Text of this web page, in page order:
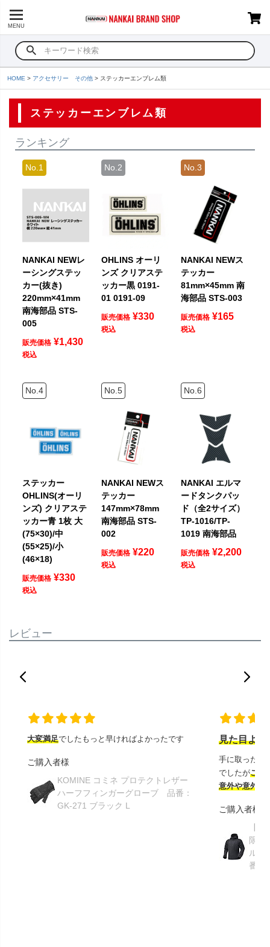
MENU
HOME アクセサリー その他 ステッカーエンブレム類
ステッカーエンブレム類
ランキング
NANKAI NEWレ
ーシングステッ
カー(抜き)
220mm×41mm
南海部品 STS-
005
販売価格 ¥1,430
税込
OHLINS オーリ
ンズ クリアステ
ッカー黒 0191-
01 0191-09
販売価格 ¥330
税込
NANKAI NEWス
テッカー
81mm×45mm 南
海部品 STS-003
販売価格 ¥165
税込
ステッカー
OHLINS(オーリ
ンズ) クリアステ
ッカー青 1枚 大
(75×30)/中
(55×25)/小
(46×18)
販売価格 ¥330
税込
NANKAI NEWス
テッカー
147mm×78mm
南海部品 STS-
002
販売価格 ¥220
税込
NANKAI エルマ
ードタンクパッ
ド（全2サイズ）
TP-1016/TP-
1019 南海部品
販売価格 ¥2,200
税込
レビュー
大変満足でしたもっと早ければよかったです
ご購入者様
KOMINE コミネ プロテクトレザー
ハーフフィンガーグローブ 品番：
GK-271 ブラック L
見た目より
手に取ったと
でしたがこの
意外や意外ス
ご購入者様
限り
ルメ
番：